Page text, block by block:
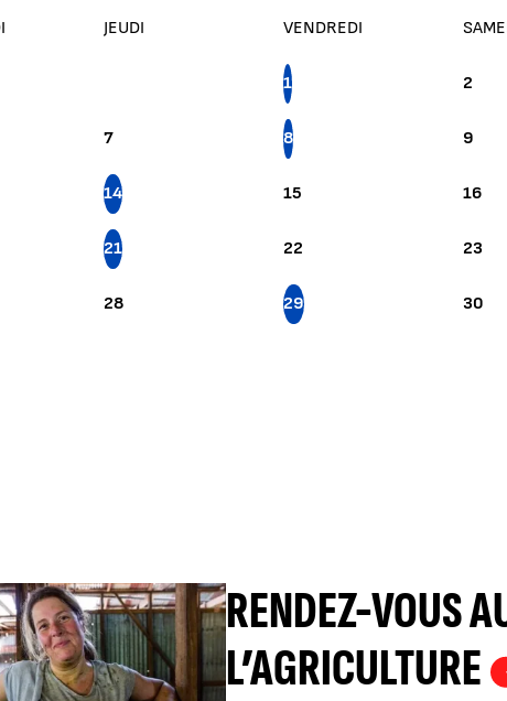
JEUDI VENDREDI
1 2
7 8 9
14 15 16
21 22 23
28 29 30
RENDEZ-VOUS
L’AGRICULTURE